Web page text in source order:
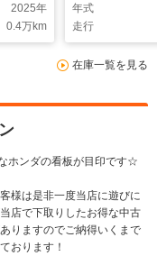
2025年
0.4万km
年式
走行
在庫一覧を見る
ホンダの看板が目印です☆
様は是非一度当店に遊びに
店で下取りしたお得な中古
りますのでご納得いくまで
おります！